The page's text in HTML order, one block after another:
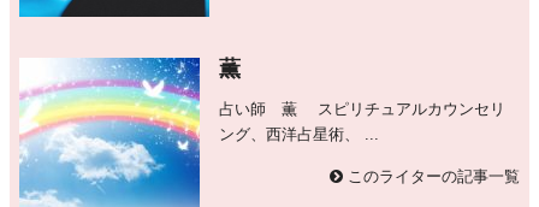
薫
占い師 薫 スピリチュアルカウンセリ
ング、西洋占星術、 ...
このライターの記事一覧